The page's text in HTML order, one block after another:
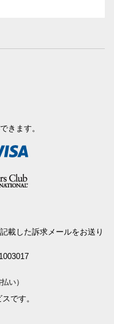
きます。
載した訴求メールをお送り
い）
です。